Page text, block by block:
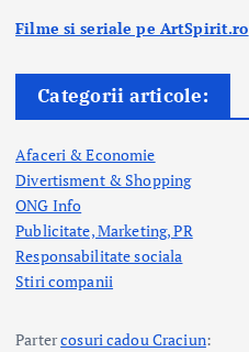
Filme si seriale pe ArtSpirit.ro
Categorii articole:
Afaceri & Economie
Divertisment & Shopping
ONG Info
Publicitate, Marketing, PR
Responsabilitate sociala
Stiri companii
Partercosuri cadou Craciun: